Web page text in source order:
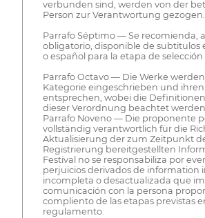
verbunden sind, werden von der
Person zur Verantwortung gezogen.
Parrafo Séptimo — Se recomienda,
obligatorio, disponible de subtitulos
o español para la etapa de selección
Parrafo Octavo — Die Werke
Kategorie eingeschrieben und
entsprechen, wobei die
dieser Verordnung beachtet
Parrafo Noveno — Die proponente
vollständig verantwortlich für die
Aktualisierung der zum Zeitpunkt
Registrierung bereitgestellten
Festival no se responsabiliza por
perjuicios derivados de information
incompleta o desactualizada que
comunicación con la persona
compliento de las etapas previstas
regulamento.